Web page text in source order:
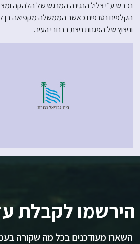
נכבש ע״י צליל הנגינה המרגש של הלהקה
הקלפים נטרפים כאשר הממשלה מקפיאה בן
וניצוץ של הפגנות ניצת ברחבי העיר.
הירשמו לקבלת
השארו מעודכנים בכל מה שקורה